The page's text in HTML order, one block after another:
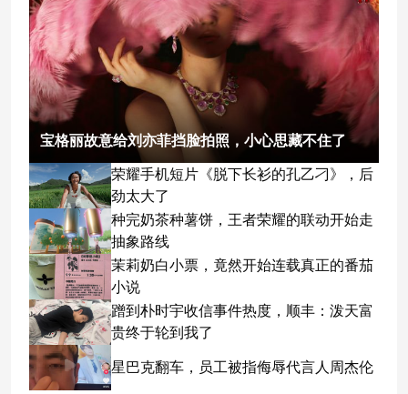
宝格丽故意给刘亦菲挡脸拍照，小心思藏不住了
荣耀手机短片《脱下长衫的孔乙刁》，后
劲太大了
种完奶茶种薯饼，王者荣耀的联动开始走
抽象路线
茉莉奶白小票，竟然开始连载真正的番茄
小说
蹭到朴时宇收信事件热度，顺丰：泼天富
贵终于轮到我了
星巴克翻车，员工被指侮辱代言人周杰伦